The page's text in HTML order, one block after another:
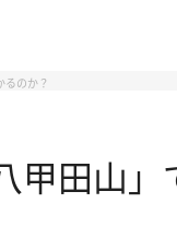
るのか？
甲田山